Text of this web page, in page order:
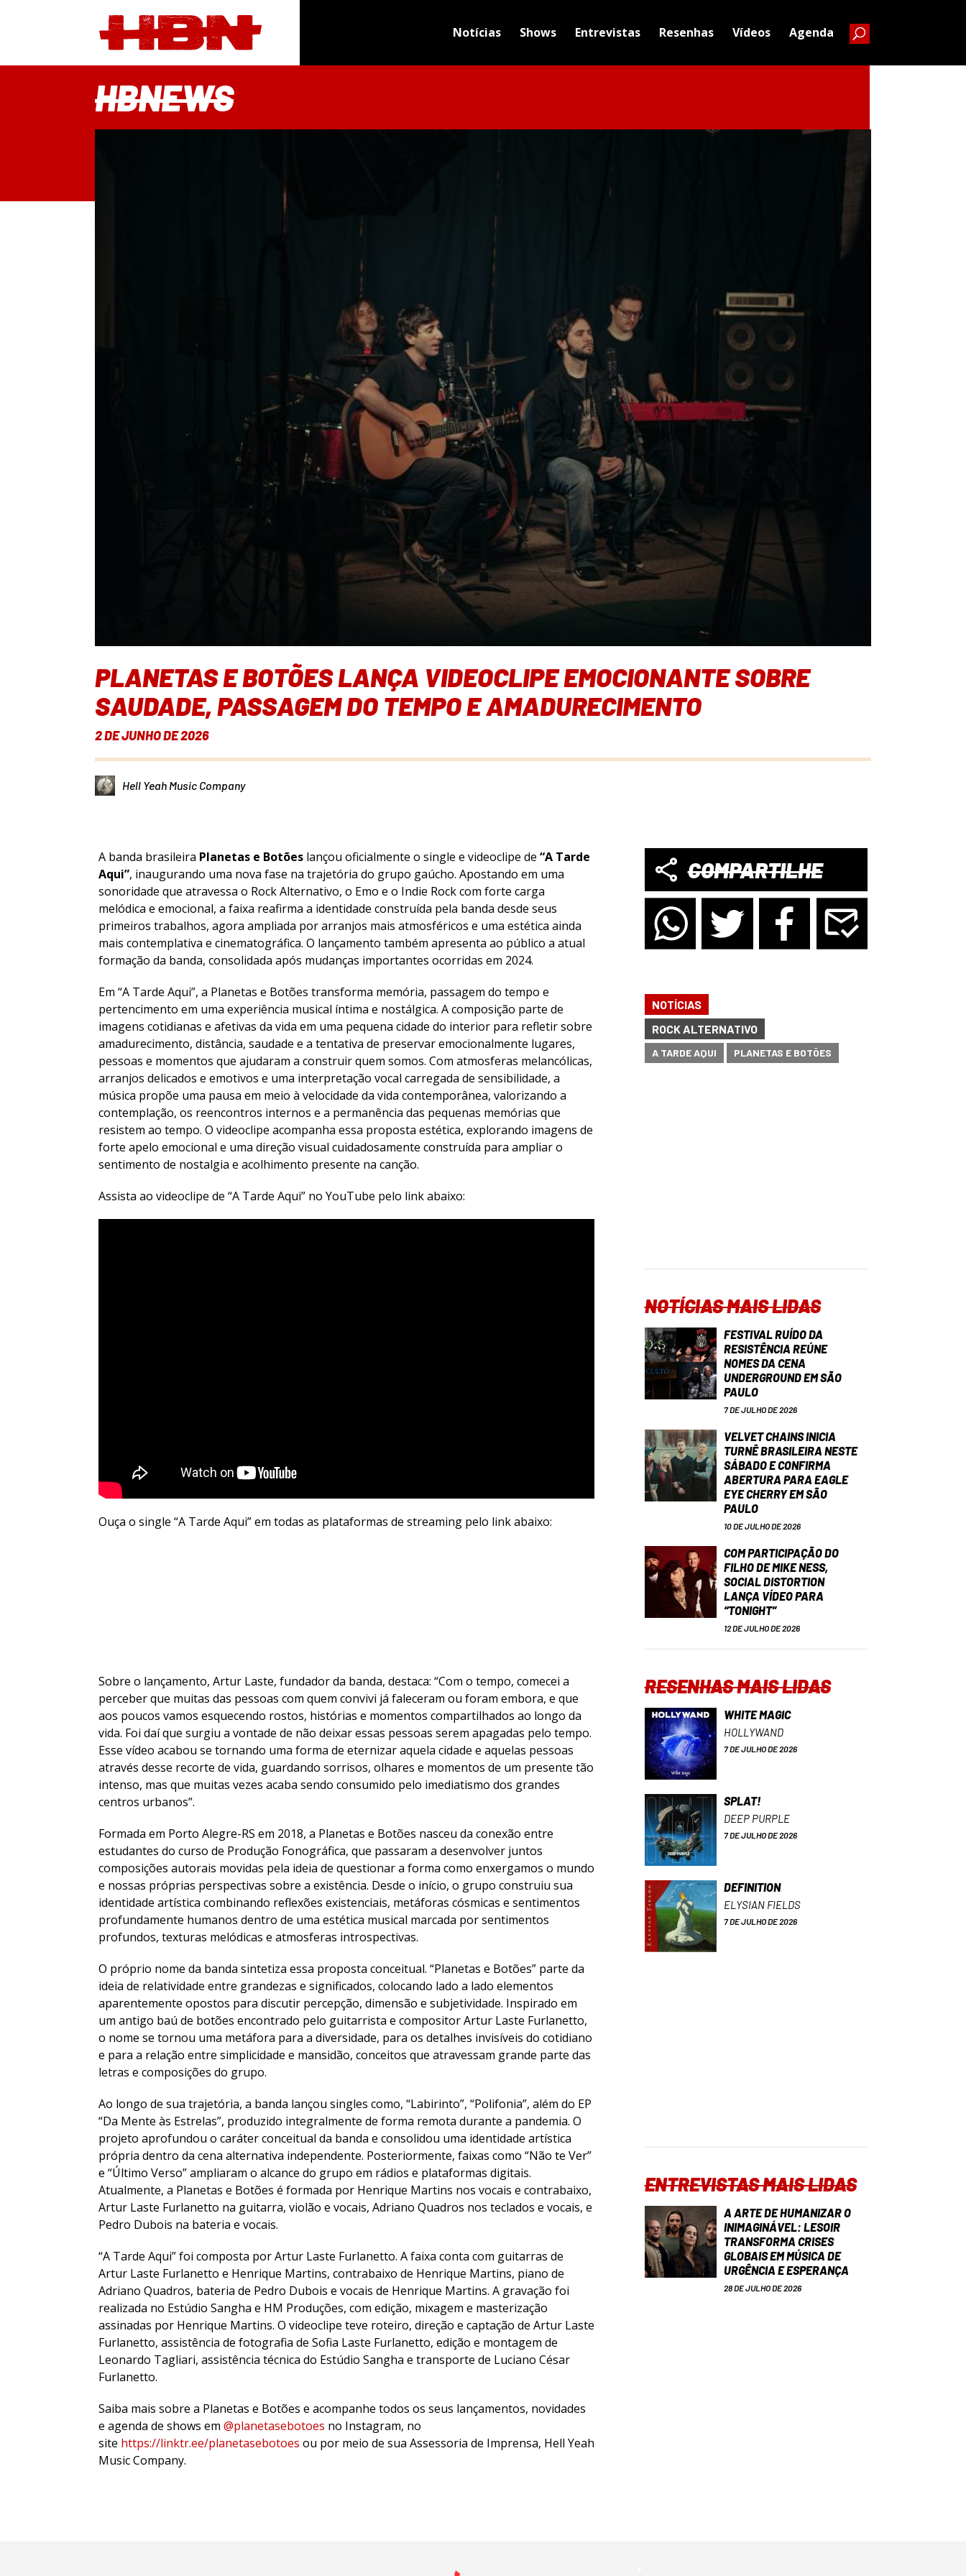
Notícias Shows Entrevistas Resenhas Vídeos Agenda
HBNEWS
PLANETAS E BOTÕES LANÇA VIDEOCLIPE EMOCIONANTE SOBRE
SAUDADE, PASSAGEM DO TEMPO E AMADURECIMENTO
2 DE JUNHO DE 2026
Hell Yeah Music Company
A banda brasileira Planetas e Botões lançou oficialmente o single e videoclipe de “A Tarde
Aqui”, inaugurando uma nova fase na trajetória do grupo gaúcho. Apostando em uma
sonoridade que atravessa o Rock Alternativo, o Emo e o Indie Rock com forte carga
melódica e emocional, a faixa reafirma a identidade construída pela banda desde seus
primeiros trabalhos, agora ampliada por arranjos mais atmosféricos e uma estética ainda
mais contemplativa e cinematográfica. O lançamento também apresenta ao público a atual
formação da banda, consolidada após mudanças importantes ocorridas em 2024.
Em “A Tarde Aqui”, a Planetas e Botões transforma memória, passagem do tempo e
pertencimento em uma experiência musical íntima e nostálgica. A composição parte de
imagens cotidianas e afetivas da vida em uma pequena cidade do interior para refletir sobre
amadurecimento, distância, saudade e a tentativa de preservar emocionalmente lugares,
pessoas e momentos que ajudaram a construir quem somos. Com atmosferas melancólicas,
arranjos delicados e emotivos e uma interpretação vocal carregada de sensibilidade, a
música propõe uma pausa em meio à velocidade da vida contemporânea, valorizando a
contemplação, os reencontros internos e a permanência das pequenas memórias que
resistem ao tempo. O videoclipe acompanha essa proposta estética, explorando imagens de
forte apelo emocional e uma direção visual cuidadosamente construída para ampliar o
sentimento de nostalgia e acolhimento presente na canção.
Assista ao videoclipe de “A Tarde Aqui” no YouTube pelo link abaixo:
Ouça o single “A Tarde Aqui” em todas as plataformas de streaming pelo link abaixo:
Sobre o lançamento, Artur Laste, fundador da banda, destaca: “Com o tempo, comecei a
perceber que muitas das pessoas com quem convivi já faleceram ou foram embora, e que
aos poucos vamos esquecendo rostos, histórias e momentos compartilhados ao longo da
vida. Foi daí que surgiu a vontade de não deixar essas pessoas serem apagadas pelo tempo.
Esse vídeo acabou se tornando uma forma de eternizar aquela cidade e aquelas pessoas
através desse recorte de vida, guardando sorrisos, olhares e momentos de um presente tão
intenso, mas que muitas vezes acaba sendo consumido pelo imediatismo dos grandes
centros urbanos”.
Formada em Porto Alegre-RS em 2018, a Planetas e Botões nasceu da conexão entre
estudantes do curso de Produção Fonográfica, que passaram a desenvolver juntos
composições autorais movidas pela ideia de questionar a forma como enxergamos o mundo
e nossas próprias perspectivas sobre a existência. Desde o início, o grupo construiu sua
identidade artística combinando reflexões existenciais, metáforas cósmicas e sentimentos
profundamente humanos dentro de uma estética musical marcada por sentimentos
profundos, texturas melódicas e atmosferas introspectivas.
O próprio nome da banda sintetiza essa proposta conceitual. “Planetas e Botões” parte da
ideia de relatividade entre grandezas e significados, colocando lado a lado elementos
aparentemente opostos para discutir percepção, dimensão e subjetividade. Inspirado em
um antigo baú de botões encontrado pelo guitarrista e compositor Artur Laste Furlanetto,
o nome se tornou uma metáfora para a diversidade, para os detalhes invisíveis do cotidiano
e para a relação entre simplicidade e mansidão, conceitos que atravessam grande parte das
letras e composições do grupo.
Ao longo de sua trajetória, a banda lançou singles como, “Labirinto”, “Polifonia”, além do EP
“Da Mente às Estrelas”, produzido integralmente de forma remota durante a pandemia. O
projeto aprofundou o caráter conceitual da banda e consolidou uma identidade artística
própria dentro da cena alternativa independente. Posteriormente, faixas como “Não te Ver”
e “Último Verso” ampliaram o alcance do grupo em rádios e plataformas digitais.
Atualmente, a Planetas e Botões é formada por Henrique Martins nos vocais e contrabaixo,
Artur Laste Furlanetto na guitarra, violão e vocais, Adriano Quadros nos teclados e vocais, e
Pedro Dubois na bateria e vocais.
“A Tarde Aqui” foi composta por Artur Laste Furlanetto. A faixa conta com guitarras de
Artur Laste Furlanetto e Henrique Martins, contrabaixo de Henrique Martins, piano de
Adriano Quadros, bateria de Pedro Dubois e vocais de Henrique Martins. A gravação foi
realizada no Estúdio Sangha e HM Produções, com edição, mixagem e masterização
assinadas por Henrique Martins. O videoclipe teve roteiro, direção e captação de Artur Laste
Furlanetto, assistência de fotografia de Sofia Laste Furlanetto, edição e montagem de
Leonardo Tagliari, assistência técnica do Estúdio Sangha e transporte de Luciano César
Furlanetto.
Saiba mais sobre a Planetas e Botões e acompanhe todos os seus lançamentos, novidades
e agenda de shows em @planetasebotoes no Instagram, no
site https://linktr.ee/planetasebotoes ou por meio de sua Assessoria de Imprensa, Hell Yeah
Music Company.
COMPARTILHE
NOTÍCIAS
ROCK ALTERNATIVO
A TARDE AQUI PLANETAS E BOTÕES
NOTÍCIAS MAIS LIDAS
FESTIVAL RUÍDO DA
RESISTÊNCIA REÚNE
NOMES DA CENA
UNDERGROUND EM SÃO
PAULO
7 DE JULHO DE 2026
VELVET CHAINS INICIA
TURNÊ BRASILEIRA NESTE
SÁBADO E CONFIRMA
ABERTURA PARA EAGLE
EYE CHERRY EM SÃO
PAULO
10 DE JULHO DE 2026
COM PARTICIPAÇÃO DO
FILHO DE MIKE NESS,
SOCIAL DISTORTION
LANÇA VÍDEO PARA
“TONIGHT”
12 DE JULHO DE 2026
RESENHAS MAIS LIDAS
WHITE MAGIC
HOLLYWAND
7 DE JULHO DE 2026
SPLAT!
DEEP PURPLE
7 DE JULHO DE 2026
DEFINITION
ELYSIAN FIELDS
7 DE JULHO DE 2026
ENTREVISTAS MAIS LIDAS
A ARTE DE HUMANIZAR O
INIMAGINÁVEL: LESOIR
TRANSFORMA CRISES
GLOBAIS EM MÚSICA DE
URGÊNCIA E ESPERANÇA
28 DE JULHO DE 2026